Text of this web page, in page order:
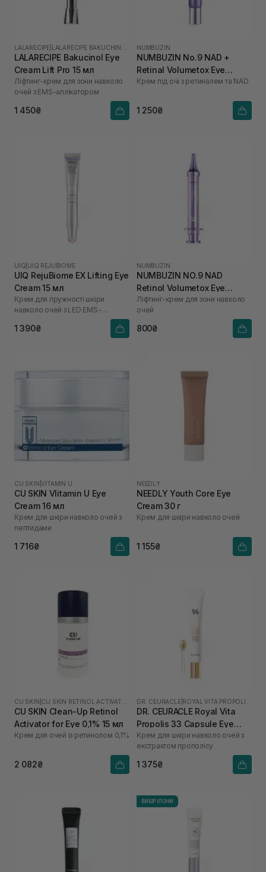
LALARECIPE
LALARECIPE Bakucinol Eye
Cream Lift Pro 15 мл
Ліфтинг-крем для зони навколо
очей з EMS-аплікатором
1 450₴
NUMBUZIN
NUMBUZIN No.9 NAD +
Retinal Volumetox Eye
Cream 20 мл
Крем під очі з ретиналем та NAD
1 250₴
UIQ UIQ REJUBIOME
UIQ RejuBiome EX Lifting Eye
Cream 15 мл
Крем для пружності шкіри
навколо очей з LED EMS-
1 390₴
NUMBUZIN
NUMBUZIN NO.9 NAD
Retinol Volumetox Eye
Cream 10 мл
Ліфтинг-крем для зони навколо
очей
800₴
CU SKIN |VITAMIN U
CU SKIN VIitamin U Eye
Cream 16 мл
Крем для шкіри навколо очей з
пептидами
1 716₴
NEEDLY
NEEDLY Youth Core Eye
Cream 30 г
Крем для шкіри навколо очей
1 155₴
CU SKIN
CU SKIN Clean-Up Retinol
Activator for Eye 0,1% 15 мл
Крем для очей із ретинолом 0,1%
2 082₴
DR. CEURACLE
DR. CEURACLE Royal Vita
Propolis 33 Capsule Eye
Cream 20 мл
Крем для шкіри навколо очей з
екстрактом прополісу
1 375₴
ВИБІР ІЛОНИ